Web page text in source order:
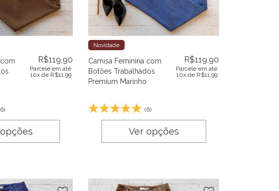
R$119,90
Parcele em até
10x de R$11,99
Novidade
Camisa Feminina com
Botões Trabalhados
Premium Marinho
R$119,90
Parcele em até
10x de R$11,99
(6)
Ver opções